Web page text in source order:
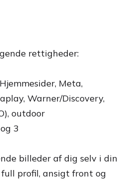
rettigheder:
Meta,
Warner/Discovery,
outdoor
3
billeder af dig selv i din
profil, ansigt front og